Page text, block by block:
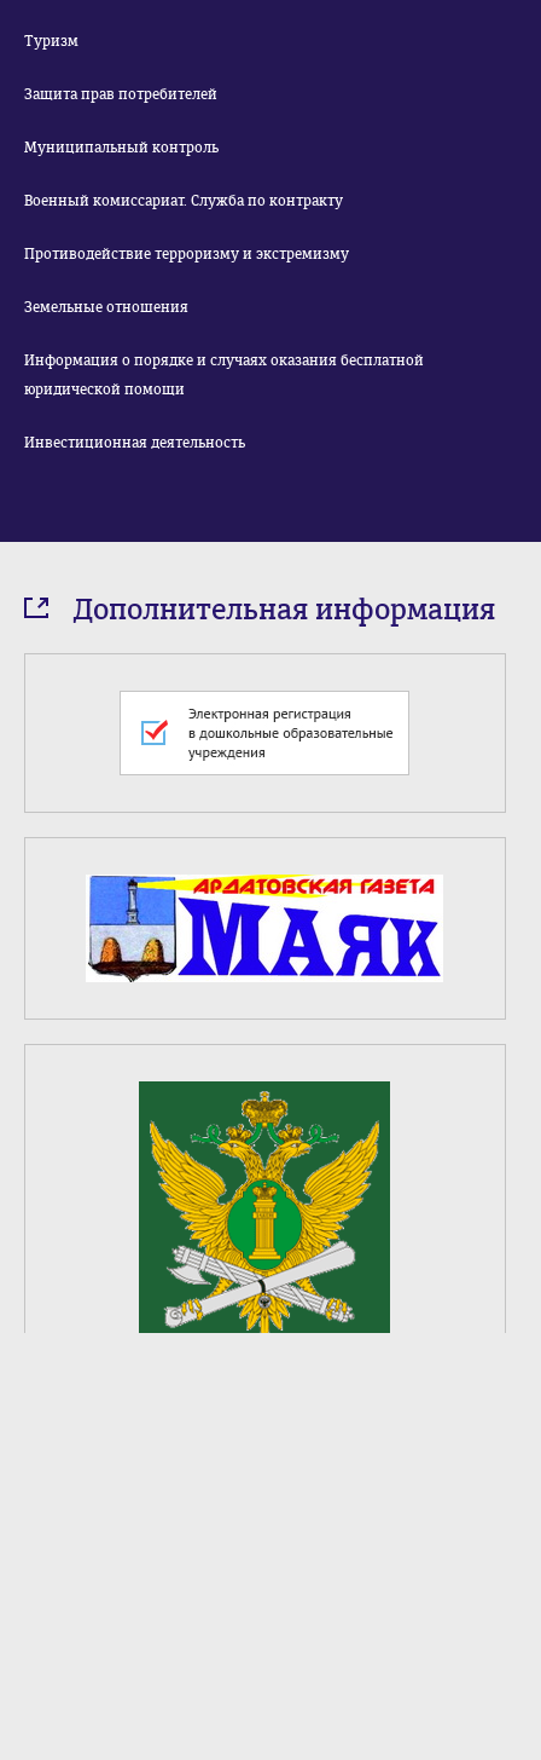
Туризм
Защита прав потребителей
Муниципальный контроль
Военный комиссариат. Служба по контракту
Противодействие терроризму и экстремизму
Земельные отношения
Информация о порядке и случаях оказания бесплатной
юридической помощи
Инвестиционная деятельность
Дополнительная информация